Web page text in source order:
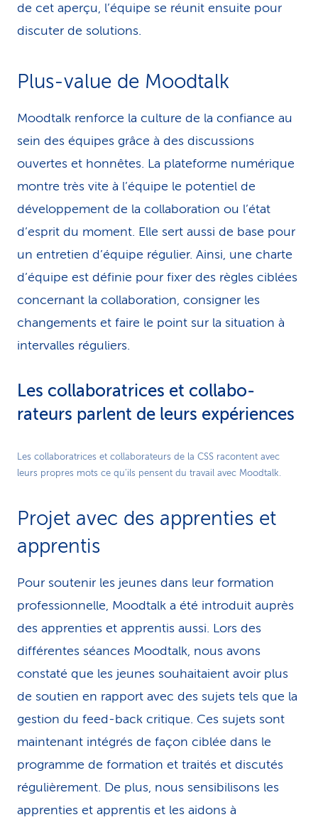
de cet aperçu, l’équipe se réunit ensuite pour
discuter de solutions.
Plus-value de Moodtalk
Moodtalk renforce la culture de la confiance au
sein des équipes grâce à des discussions
ouvertes et honnêtes. La plateforme numérique
montre très vite à l’équipe le potentiel de
développement de la collaboration ou l’état
d’esprit du moment. Elle sert aussi de base pour
un entretien d’équipe régulier. Ainsi, une charte
d’équipe est définie pour fixer des règles ciblées
concernant la collaboration, consigner les
changements et faire le point sur la situation à
intervalles réguliers.
Les collaboratrices et collabo­
rateurs parlent de leurs expériences
Play
Les collaboratrices et collaborateurs de la CSS racontent avec
leurs propres mots ce qu’ils pensent du travail avec Moodtalk.
Projet avec des apprenties et
apprentis
Pour soutenir les jeunes dans leur formation
professionnelle, Moodtalk a été introduit auprès
des apprenties et apprentis aussi. Lors des
différentes séances Moodtalk, nous avons
constaté que les jeunes souhaitaient avoir plus
de soutien en rapport avec des sujets tels que la
gestion du feed-back critique. Ces sujets sont
maintenant intégrés de façon ciblée dans le
programme de formation et traités et discutés
régulièrement. De plus, nous sensibilisons les
apprenties et apprentis et les aidons à